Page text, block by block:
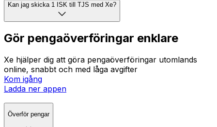
Kan jag skicka 1 ISK till TJS med Xe?
Gör pengaöverföringar enklare
Xe hjälper dig att göra pengaöverföringar utomlands
online, snabbt och med låga avgifter
Kom igång
Ladda ner appen
Överför pengar